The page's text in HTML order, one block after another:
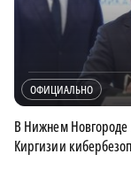
ОФИЦИАЛЬНО
В Нижнем
Киргизии